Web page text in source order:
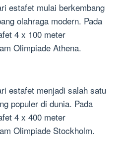
estafet mulai berkembang
olahraga modern. Pada
4 x 100 meter
Olimpiade Athena.
estafet menjadi salah satu
populer di dunia. Pada
4 x 400 meter
Olimpiade Stockholm.